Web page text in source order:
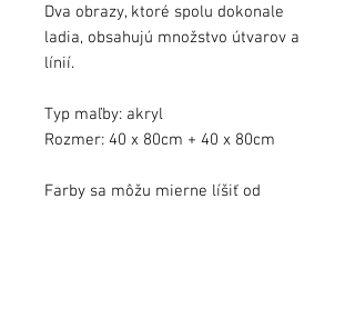
Dva obrazy, ktoré spolu dokonale
ladia, obsahujú množstvo útvarov a
línií.
Typ maľby: akryl
Rozmer: 40 x 80cm + 40 x 80cm
Farby sa môžu mierne líšiť od